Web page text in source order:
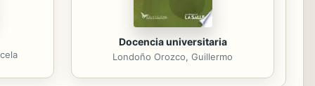
Docencia universitaria
Londoño Orozco, Guillermo